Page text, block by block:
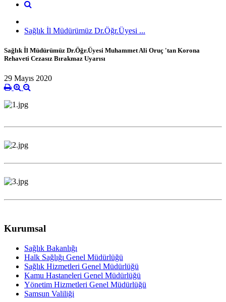
Sağlık İl Müdürümüz Dr.Öğr.Üyesi ...
Sağlık İl Müdürümüz Dr.Öğr.Üyesi Muhammet Ali Oruç 'tan Korona
Rehaveti Cezasız Bırakmaz Uyarısı
29 Mayıs 2020
Kurumsal
Sağlık Bakanlığı
Halk Sağlığı Genel Müdürlüğü
Sağlık Hizmetleri Genel Müdürlüğü
Kamu Hastaneleri Genel Müdürlüğü
Yönetim Hizmetleri Genel Müdürlüğü
Samsun Valiliği